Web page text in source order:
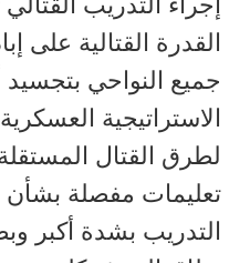
القدرة القتالية على
جميع النواحي بتجسيد
الاستراتيجية
لطرق القتال
تعليمات مفصلة بشأن
التدريب بشدة أكبر